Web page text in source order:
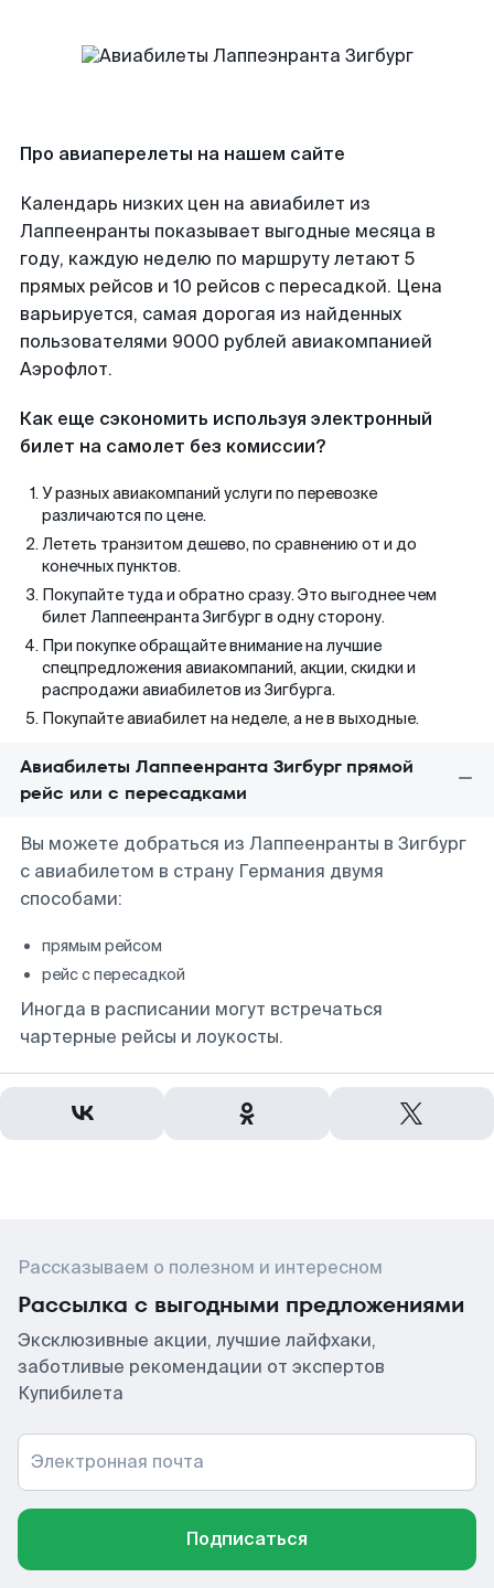
Про авиаперелеты на нашем сайте
Календарь низких цен на авиабилет из
Лаппеенранты показывает выгодные месяца в
году, каждую неделю по маршруту летают 5
прямых рейсов и 10 рейсов с пересадкой. Цена
варьируется, самая дорогая из найденных
пользователями 9000 рублей авиакомпанией
Аэрофлот.
Как еще сэкономить используя электронный
билет на самолет без комиссии?
У разных авиакомпаний услуги по перевозке
различаются по цене.
Лететь транзитом дешево, по сравнению от и до
конечных пунктов.
Покупайте туда и обратно сразу. Это выгоднее чем
билет Лаппеенранта Зигбург в одну сторону.
При покупке обращайте внимание на лучшие
спецпредложения авиакомпаний, акции, скидки и
распродажи авиабилетов из Зигбурга.
Покупайте авиабилет на неделе, а не в выходные.
Авиабилеты Лаппеенранта Зигбург прямой
рейс или с пересадками
Вы можете добраться из Лаппеенранты в Зигбург
с авиабилетом в страну Германия двумя
способами:
прямым рейсом
рейс с пересадкой
Иногда в расписании могут встречаться
чартерные рейсы и лоукосты.
Рассказываем о полезном и интересном
Рассылка с выгодными предложениями
Эксклюзивные акции, лучшие лайфхаки,
заботливые рекомендации от экспертов
Купибилета
Электронная почта
Подписаться